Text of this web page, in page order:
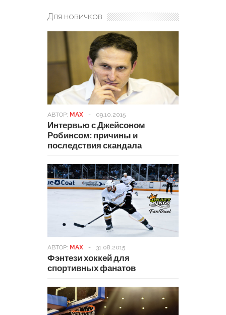
Для новичков
АВТОР: MAX - 09.10.2015
Интервью с Джейсоном
Робинсом: причины и
последствия скандала
АВТОР: MAX - 31.08.2015
Фэнтези хоккей для
спортивных фанатов